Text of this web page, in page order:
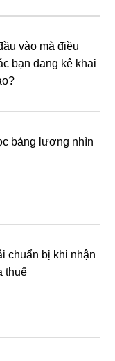
vào mà điều
bạn đang kê khai
bảng lương nhìn
chuẩn bị khi nhận
thuế